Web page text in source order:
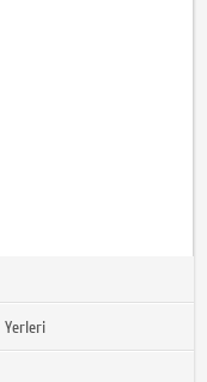
Yerleri